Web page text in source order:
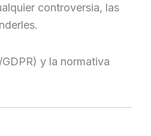
controversia, las
y la normativa